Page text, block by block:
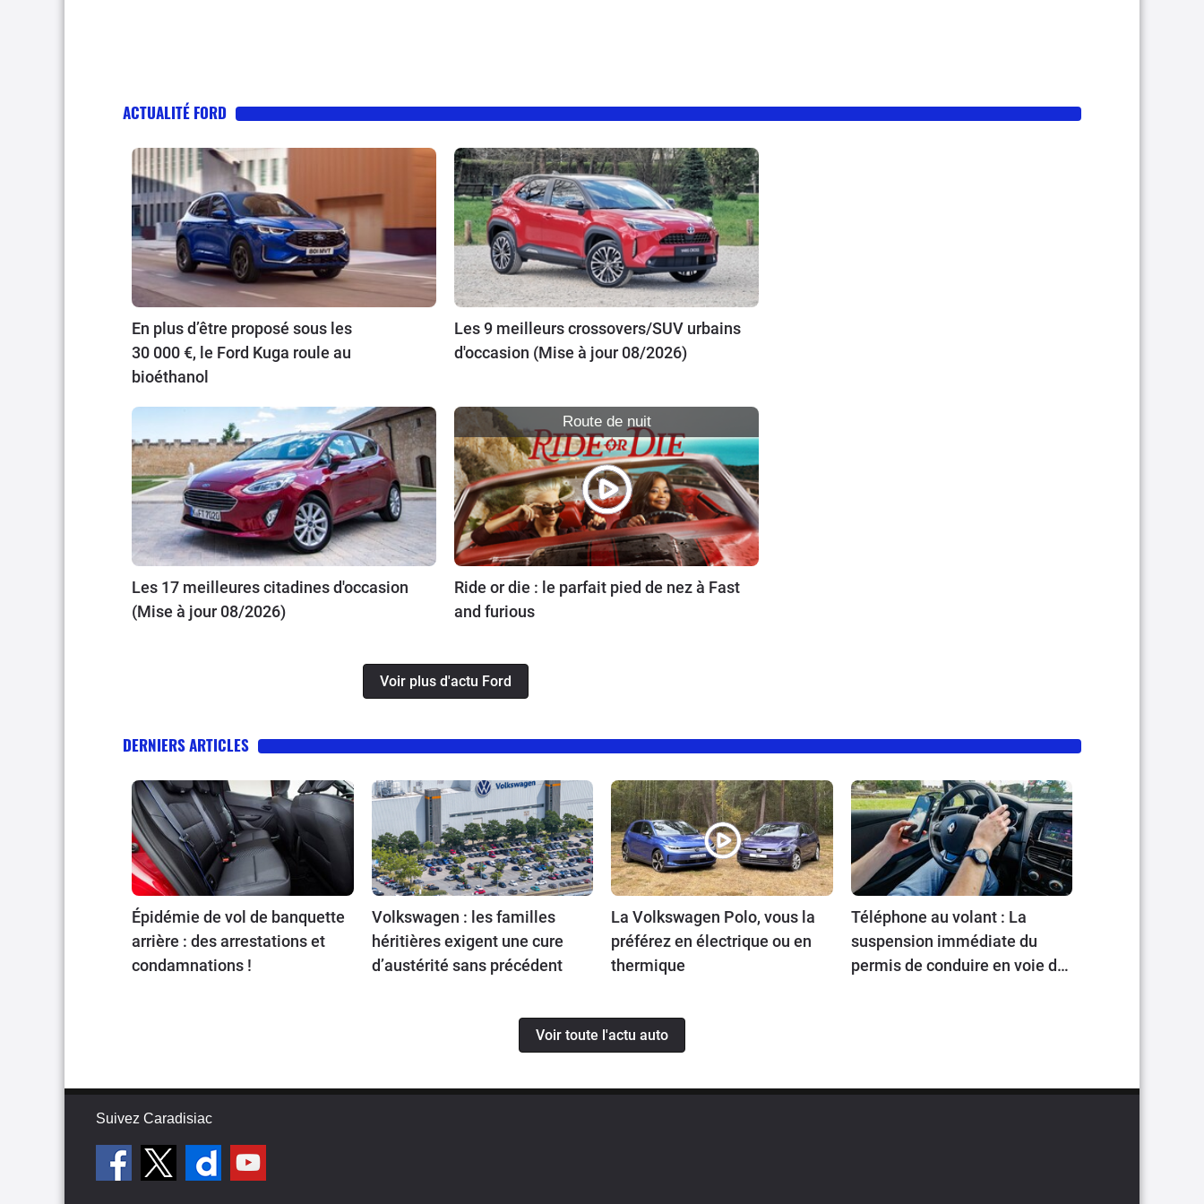
ACTUALITÉ FORD
En plus d’être proposé sous les
30 000 €, le Ford Kuga roule au
bioéthanol
Les 9 meilleurs crossovers/SUV urbains
d'occasion (Mise à jour 08/2026)
Les 17 meilleures citadines d'occasion
(Mise à jour 08/2026)
Route de nuit
Ride or die : le parfait pied de nez à Fast
and furious
Voir plus d'actu Ford
DERNIERS ARTICLES
Épidémie de vol de banquette
arrière : des arrestations et
condamnations !
Volkswagen : les familles
héritières exigent une cure
d’austérité sans précédent
La Volkswagen Polo, vous la
préférez en électrique ou en
thermique
Téléphone au volant : La
suspension immédiate du
permis de conduire en voie de
Voir toute l'actu auto
Suivez Caradisiac